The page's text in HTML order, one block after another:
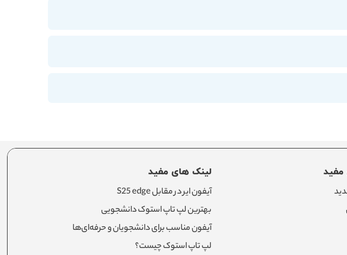
لینک های مفید
آیفون ایر در مقابل S25 edge
بهترین لپ تاپ استوک دانشجویی
آیفون مناسب برای دانشجویان و حرفه‌ای‌ها
لپ تاپ استوک چیست؟